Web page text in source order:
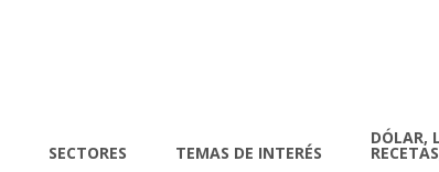
SECTORES TEMAS DE INTERÉS
DÓLAR,